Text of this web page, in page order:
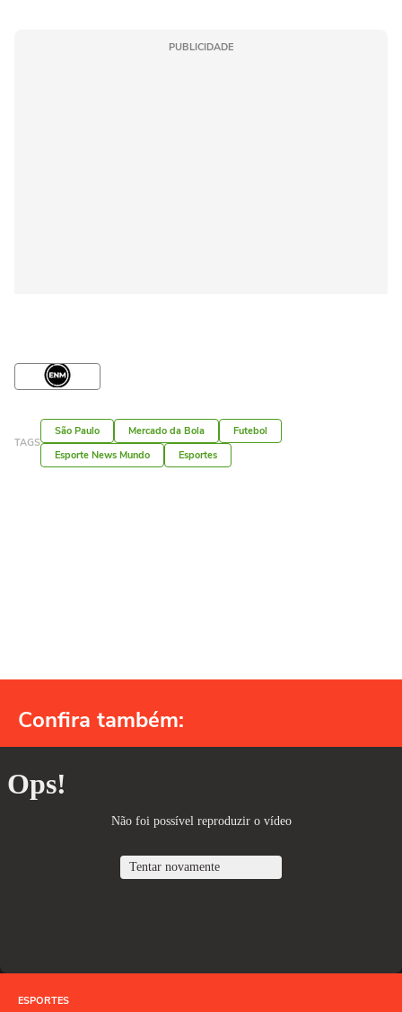
PUBLICIDADE
TAGS
São Paulo Mercado da Bola
Futebol
Esporte News Mundo
Esportes
Confira também:
ESPORTES